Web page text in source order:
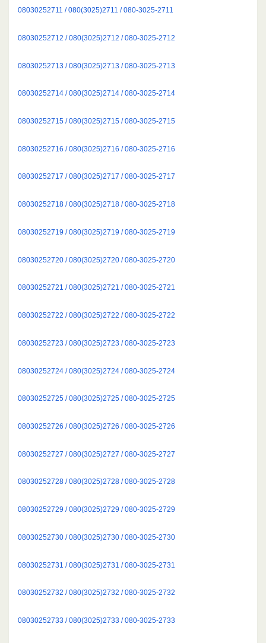
08030252711 / 080(3025)2711 / 080-3025-2711
08030252712 / 080(3025)2712 / 080-3025-2712
08030252713 / 080(3025)2713 / 080-3025-2713
08030252714 / 080(3025)2714 / 080-3025-2714
08030252715 / 080(3025)2715 / 080-3025-2715
08030252716 / 080(3025)2716 / 080-3025-2716
08030252717 / 080(3025)2717 / 080-3025-2717
08030252718 / 080(3025)2718 / 080-3025-2718
08030252719 / 080(3025)2719 / 080-3025-2719
08030252720 / 080(3025)2720 / 080-3025-2720
08030252721 / 080(3025)2721 / 080-3025-2721
08030252722 / 080(3025)2722 / 080-3025-2722
08030252723 / 080(3025)2723 / 080-3025-2723
08030252724 / 080(3025)2724 / 080-3025-2724
08030252725 / 080(3025)2725 / 080-3025-2725
08030252726 / 080(3025)2726 / 080-3025-2726
08030252727 / 080(3025)2727 / 080-3025-2727
08030252728 / 080(3025)2728 / 080-3025-2728
08030252729 / 080(3025)2729 / 080-3025-2729
08030252730 / 080(3025)2730 / 080-3025-2730
08030252731 / 080(3025)2731 / 080-3025-2731
08030252732 / 080(3025)2732 / 080-3025-2732
08030252733 / 080(3025)2733 / 080-3025-2733